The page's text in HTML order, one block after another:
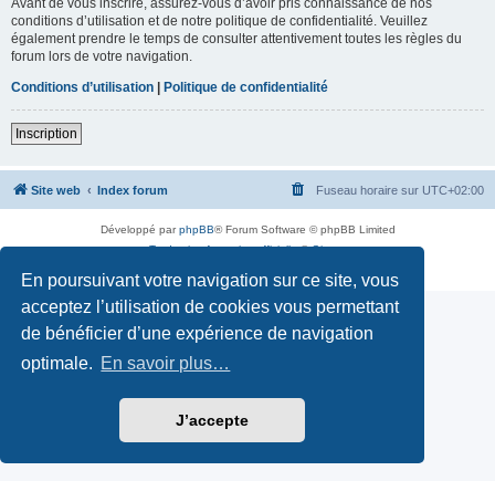
En poursuivant votre navigation sur ce site, vous
acceptez l’utilisation de cookies vous permettant
de bénéficier d’une expérience de navigation
optimale. En savoir plus…
J’accepte
conditions d’utilisation et de notre politique de confidentialité. Veuillez
également prendre le temps de consulter attentivement toutes les règles du
forum lors de votre navigation.
Conditions d’utilisation | Politique de confidentialité
Inscription
Site web Index forum Fuseau horaire sur UTC+02:00
Développé parphpBB® Forum Software © phpBB Limited
Traduction française officielle©Qiaeru